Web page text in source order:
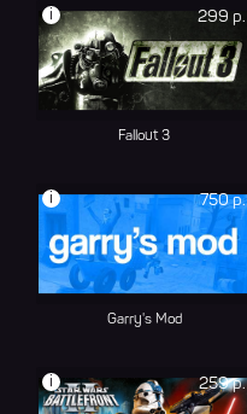
299 р.
i
Fallout 3
750 р.
i
Garry's Mod
259 р.
i